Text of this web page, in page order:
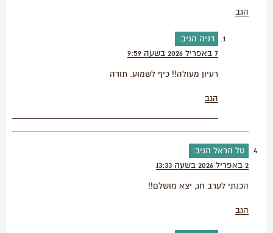
הגב
דניה
הגיב:
7 באפריל 2026 בשעה 9:59
רעיון מעולה!! כיף לשמוע. תודה
הגב
טל הראל הגיב:
2 באפריל 2026 בשעה 13:33
הכנתי לערב חג, יצא מושלם!!
הגב